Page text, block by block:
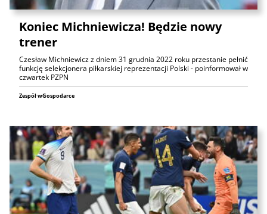
Koniec Michniewicza! Będzie nowy
trener
Czesław Michniewicz z dniem 31 grudnia 2022 roku przestanie pełnić
funkcję selekcjonera piłkarskiej reprezentacji Polski - poinformował w
czwartek PZPN
Zespół wGospodarce